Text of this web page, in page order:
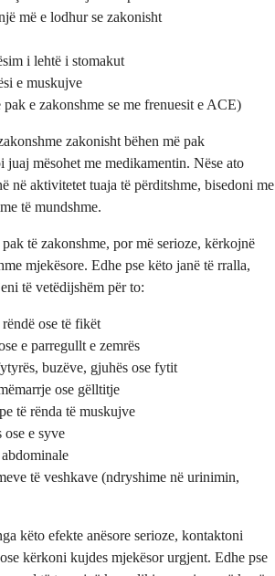
më e lodhur se zakonisht
i lehtë i stomakut
e muskujve
e zakonshme se me frenuesit e ACE)
zakonisht bëhen më pak
juaj mësohet me medikamentin. Nëse ato
në aktivitetet tuaja të përditshme, bisedoni me
të mundshme.
të zakonshme, por më serioze, kërkojnë
mjekësore. Edhe pse këto janë të rralla,
të vetëdijshëm për to:
ose të fikët
e parregullt e zemrës
buzëve, gjuhës ose fytit
ose gëlltitje
të rënda të muskujve
ose e syve
të veshkave (ndryshime në urinimin,
këto efekte anësore serioze, kontaktoni
kërkoni kujdes mjekësor urgjent. Edhe pse